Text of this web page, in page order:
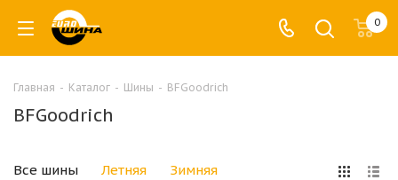
0
Главная - Каталог - Шины - BFGoodrich
BFGoodrich
Все шины Летняя Зимняя